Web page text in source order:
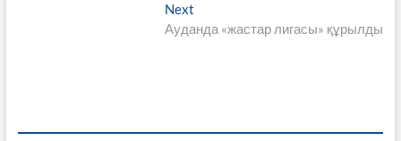
Next
post:
Ауданда «жастар лигасы» құрылды